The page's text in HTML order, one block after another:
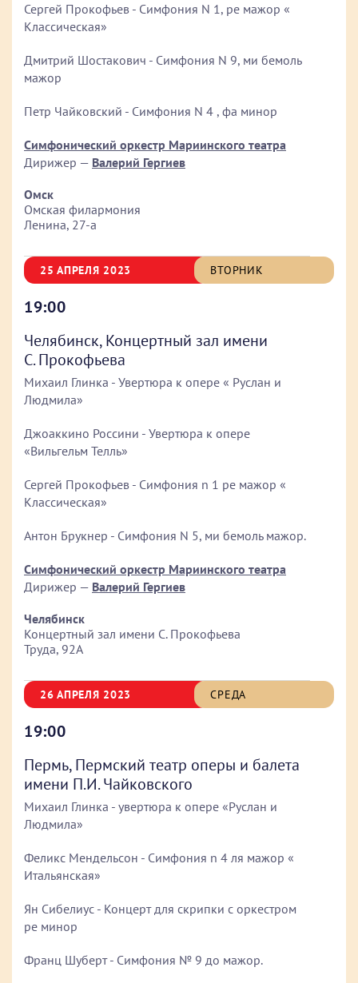
Сергей Прокофьев - Симфония N 1, ре мажор «
Классическая»
Дмитрий Шостакович - Симфония N 9, ми бемоль
мажор
Петр Чайковский - Симфония N 4 , фа минор
Симфонический оркестр Мариинского театра
Дирижер — Валерий Гергиев
Омск
Омская филармония
Ленина, 27-а
25 АПРЕЛЯ 2023 ВТОРНИК
19:00
Челябинск, Концертный зал имени
С. Прокофьева
Михаил Глинка - Увертюра к опере « Руслан и
Людмила»
Джоаккино Россини - Увертюра к опере
«Вильгельм Телль»
Сергей Прокофьев - Симфония n 1 ре мажор «
Классическая»
Антон Брукнер - Симфония N 5, ми бемоль мажор.
Симфонический оркестр Мариинского театра
Дирижер — Валерий Гергиев
Челябинск
Концертный зал имени С. Прокофьева
Труда, 92А
26 АПРЕЛЯ 2023 СРЕДА
19:00
Пермь, Пермский театр оперы и балета
имени П.И. Чайковского
Михаил Глинка - увертюра к опере «Руслан и
Людмила»
Феликс Мендельсон - Симфония n 4 ля мажор «
Итальянская»
Ян Сибелиус - Концерт для скрипки с оркестром
ре минор
Франц Шуберт - Симфония № 9 до мажор.